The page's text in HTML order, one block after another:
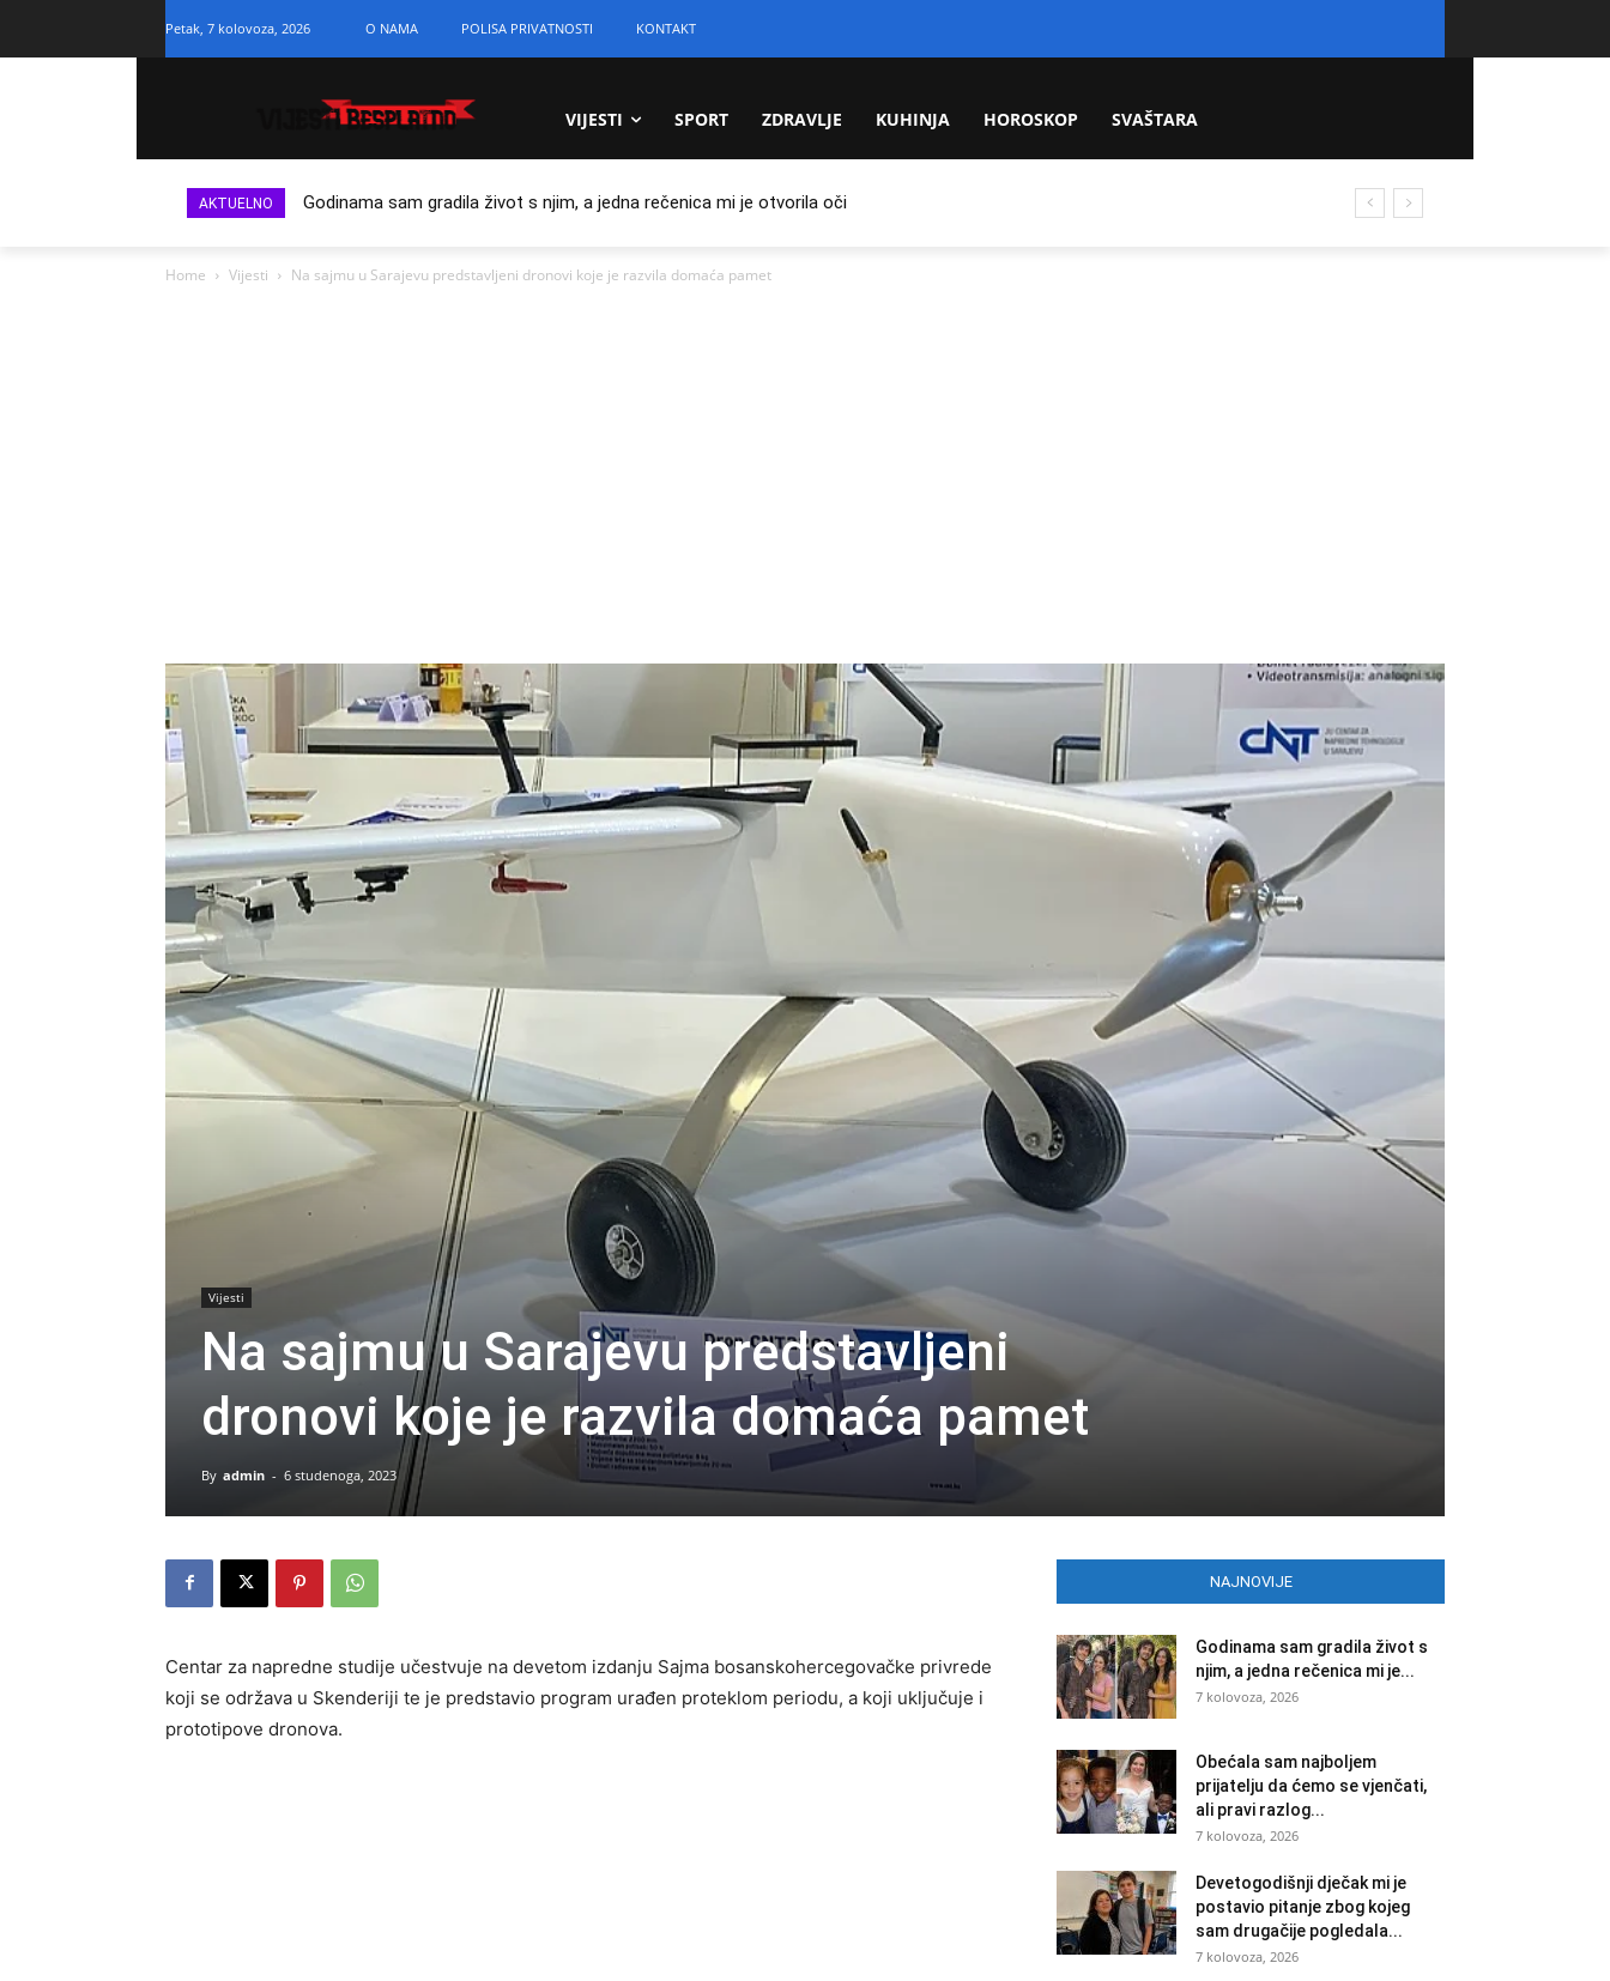
Petak, 7 kolovoza, 2026 O NAMA POLISA PRIVATNOSTI KONTAKT
VIJESTI SPORT ZDRAVLJE KUHINJA HOROSKOP SVAŠTARA
AKTUELNO Godinama sam gradila život s njim, a jedna rečenica mi je otvorila oči
Home Vijesti Na sajmu u Sarajevu predstavljeni dronovi koje je razvila domaća pamet
Vijesti
Na sajmu u Sarajevu predstavljeni
dronovi koje je razvila domaća pamet
By admin - 6 studenoga, 2023
Centar za napredne studije učestvuje na devetom izdanju Sajma bosanskohercegovačke privrede
koji se održava u Skenderiji te je predstavio program urađen proteklom periodu, a koji uključuje i
prototipove dronova.
NAJNOVIJE
Godinama sam gradila život s
njim, a jedna rečenica mi je...
7 kolovoza, 2026
Obećala sam najboljem
prijatelju da ćemo se vjenčati,
ali pravi razlog...
7 kolovoza, 2026
Devetogodišnji dječak mi je
postavio pitanje zbog kojeg
sam drugačije pogledala...
7 kolovoza, 2026